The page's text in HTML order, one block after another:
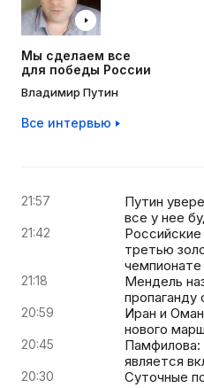
Мы сделаем все
для победы России
Владимир Путин
Все интервью
21:57
Путин
все у нее
21:42
Российские
третью
21:18
Мендель
пропаганду
20:59
Иран и
нового
20:45
Памфилова:
является
20:30
Суточные